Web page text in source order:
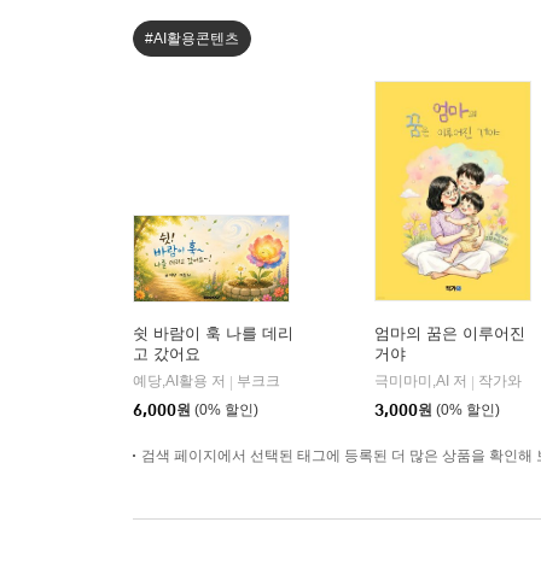
#AI활용콘텐츠
쉿 바람이 훅 나를 데리
고 갔어요
예당,AI활용 저 | 부크크
6,000원 (0% 할인)
엄마의 꿈은 이루어진
거야
극미마미,AI 저 | 작가와
3,000원 (0% 할인)
검색 페이지에서 선택된 태그에 등록된 더 많은 상품을 확인해